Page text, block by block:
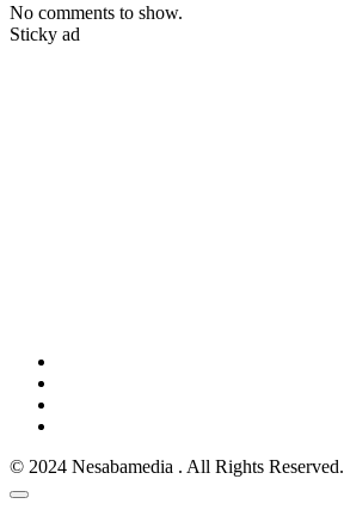
No comments to show.
Sticky ad
© 2024 Nesabamedia . All Rights Reserved.